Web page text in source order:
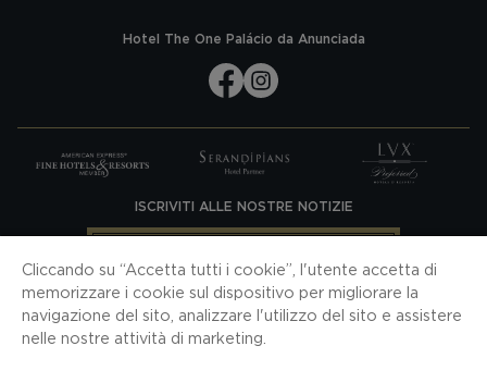
Hotel The One Palácio da Anunciada
ISCRIVITI ALLE NOSTRE NOTIZIE
SCARICA LA NOSTRA APP
Cliccando su “Accetta tutti i cookie”, l'utente accetta di
memorizzare i cookie sul dispositivo per migliorare la
navigazione del sito, analizzare l'utilizzo del sito e assistere
nelle nostre attività di marketing.